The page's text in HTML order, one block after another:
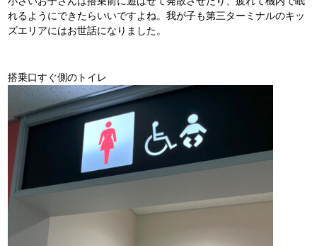
れるようにできたらいいですよね。我が子も第三ターミナルのキッ
ズエリアにはお世話になりました。
搭乗口すぐ側のトイレ